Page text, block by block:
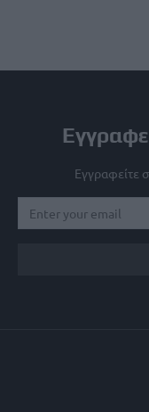
Εγγραφείτε